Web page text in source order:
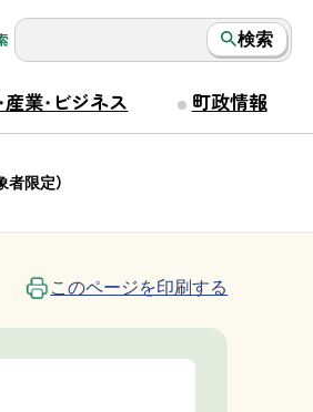
検索
産業・ビジネス 町政情報
限定）
このページを印刷する